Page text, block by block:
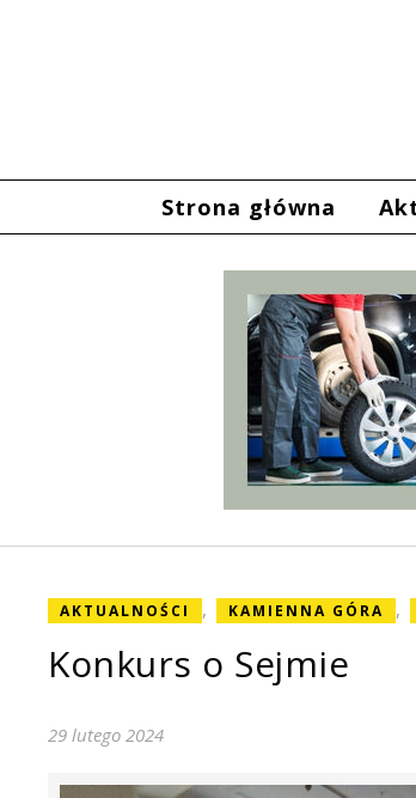
Strona główna
AKTUALNOŚCI , KAMIENNA GÓRA ,
Konkurs o Sejmie
29 lutego 2024